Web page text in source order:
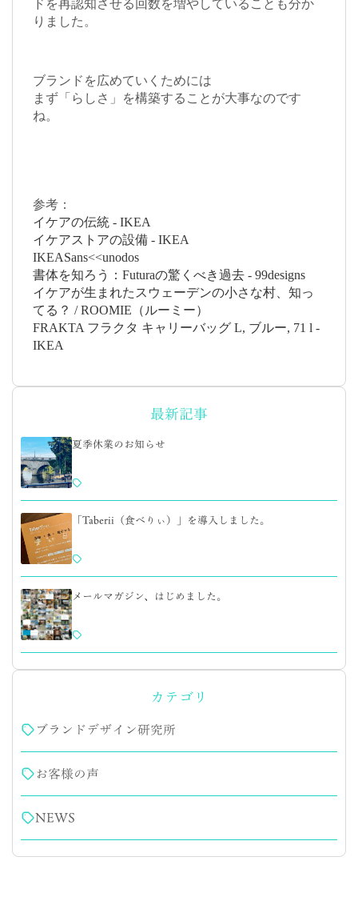
ドを再認知させる回数を増やしていることも分か
りました。
ブランドを広めていくためには
まず「らしさ」を構築することが大事なのです
ね。
参考：
イケアの伝統 - IKEA
イケアストアの設備 - IKEA
IKEASans<<unodos
書体を知ろう：Futuraの驚くべき過去 - 99designs
イケアが生まれたスウェーデンの小さな村、知っ
てる？ / ROOMIE（ルーミー）
FRAKTA フラクタ キャリーバッグ L, ブルー, 71 l -
IKEA
カテゴリ
ブランドデザイン研究所
お客様の声
NEWS
最新記事
夏季休業のお知らせ
「Taberii（食べりぃ）」を導入しました。
メールマガジン、はじめました。